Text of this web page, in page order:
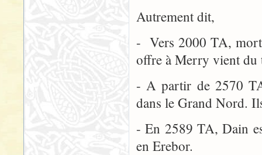
Autrement dit,
- Vers 2000 TA, mort
offre à Merry vient du
- A partir de 2570
dans le Grand Nord.
- En 2589 TA, Dain
en Erebor.